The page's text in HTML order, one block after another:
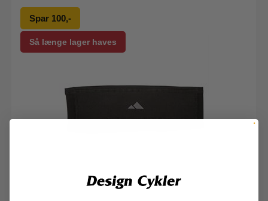
Så længe lager haves
Spar 100,-